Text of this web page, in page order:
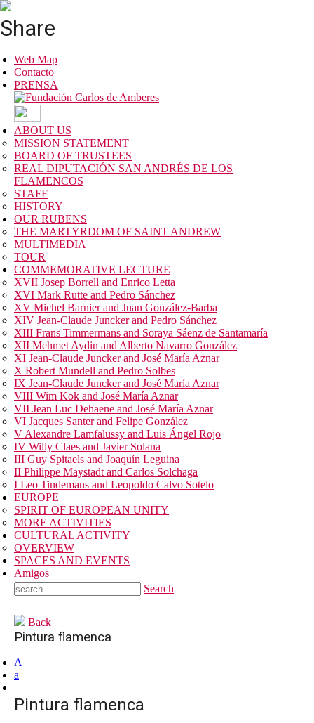
Share
Web Map
Contacto
PRENSA
ABOUT US
MISSION STATEMENT
BOARD OF TRUSTEES
REAL DIPUTACIÓN SAN ANDRÉS DE LOS
FLAMENCOS
STAFF
HISTORY
OUR RUBENS
THE MARTYRDOM OF SAINT ANDREW
MULTIMEDIA
TOUR
COMMEMORATIVE LECTURE
XVII Josep Borrell and Enrico Letta
XVI Mark Rutte and Pedro Sánchez
XV Michel Barnier and Juan González-Barba
XIV Jean-Claude Juncker and Pedro Sánchez
XIII Frans Timmermans and Soraya Sáenz de Santamaría
XII Mehmet Aydin and Alberto Navarro González
XI Jean-Claude Juncker and José María Aznar
X Robert Mundell and Pedro Solbes
IX Jean-Claude Juncker and José María Aznar
VIII Wim Kok and José María Aznar
VII Jean Luc Dehaene and José María Aznar
VI Jacques Santer and Felipe González
V Alexandre Lamfalussy and Luis Ángel Rojo
IV Willy Claes and Javier Solana
III Guy Spitaels and Joaquín Leguina
II Philippe Maystadt and Carlos Solchaga
I Leo Tindemans and Leopoldo Calvo Sotelo
EUROPE
SPIRIT OF EUROPEAN UNITY
MORE ACTIVITIES
CULTURAL ACTIVITY
OVERVIEW
SPACES AND EVENTS
Amigos
Search
Back
Pintura flamenca
A
a
Pintura flamenca